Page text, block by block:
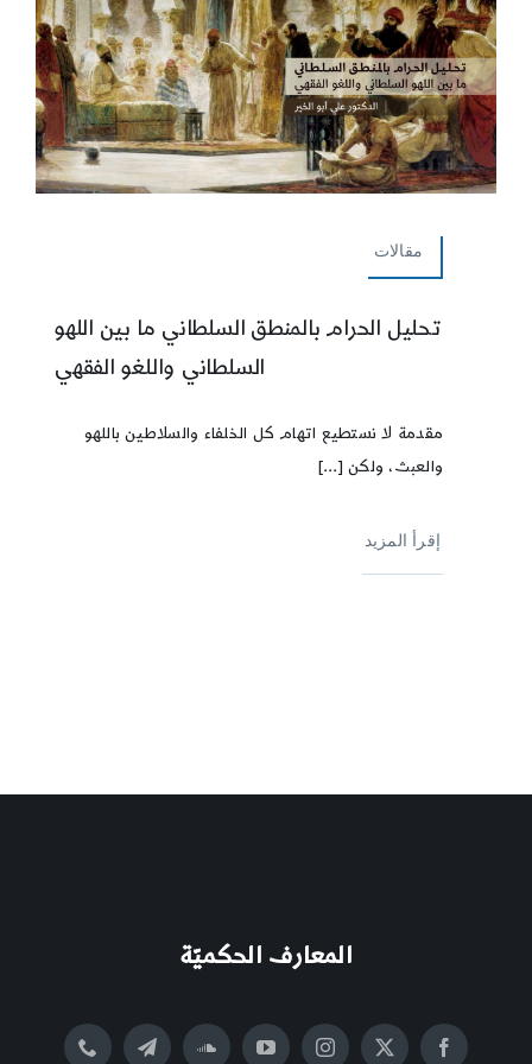
مقالات
تحليل الحرام بالمنطق السلطاني ما بين اللهو
السلطاني واللغو الفقهي
مقدمة لا نستطيع اتهام كل الخلفاء والسلاطين باللهو
والعبث، ولكن [...]
إقرأ المزيد
المعارف الحكميّة